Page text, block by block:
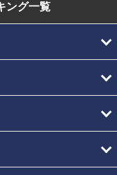
ング一覧